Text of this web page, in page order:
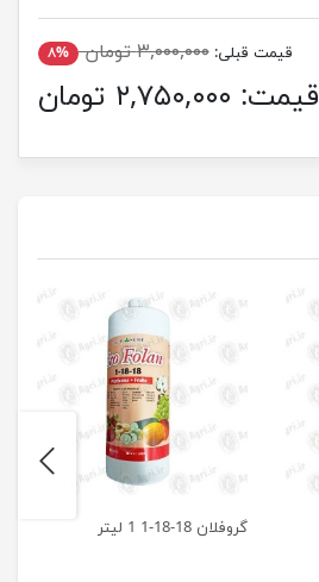
قیمت قبلی: ۳,۰۰۰,۰۰۰ تومان ۸%
قیمت: ۲,۷۵۰,۰۰۰ تومان
گروفلان 18-18-1 1 لیتر